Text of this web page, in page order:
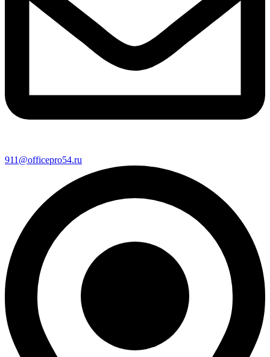
911@officepro54.ru